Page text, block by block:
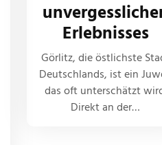
Erlebnisses
Görlitz, die östlichste
Deutschlands, ist ein
das oft unterschätzt
Direkt an der…